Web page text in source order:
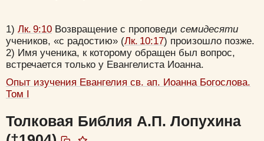
1) Лк. 9:10 Возвращение с проповеди семидесяти
учеников, «с радостию» (Лк. 10:17) произошло позже.
2) Имя ученика, к которому обращен был вопрос,
встречается только у Евангелиста Иоанна.
Опыт изучения Евангелия св. ап. Иоанна Богослова.
Том I
Толковая Библия А.П. Лопухина